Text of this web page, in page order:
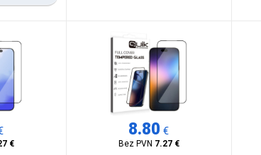
Watch Series 6 40mmApple - Watch Series SE 40mm
€
8.80 €
Bez PVN 7.27 €